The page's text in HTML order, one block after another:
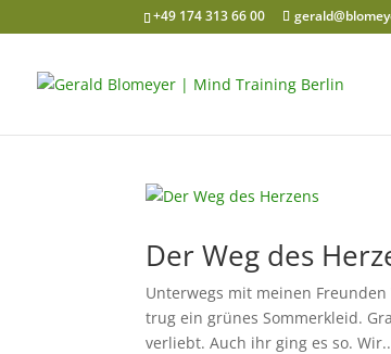
+49 174 313 66 00
Der Weg des
Unterwegs mit meinen
trug ein grünes Sommerkleid.
verliebt. Auch ihr ging es so.